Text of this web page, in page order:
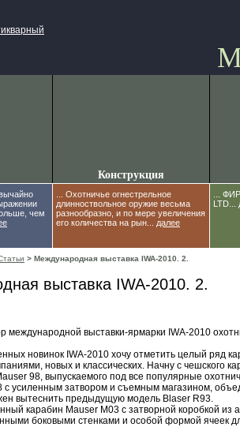
чем
Конструкция
... Охотничье огнестрельное
длинноствольное оружие весьма
разнообразно, и по мере увеличения
его количества на рын... далее
...
LTD...
> Международная выставка IWA-2010. 2.
выставка IWA-2010. 2.
международной выставки-ярмарки IWA-2010
новинок IWA-2010 хочу отметить целый ряд
новых и классических. Начну с чешского
98, выпускаемого под все популярные
с усиленным затвором и съемным магазином,
вытеснить предыдущую модель Blaser R93.
карабин Mauser M03 с затворной коробкой из
боковыми стенками и особой формой ячеек